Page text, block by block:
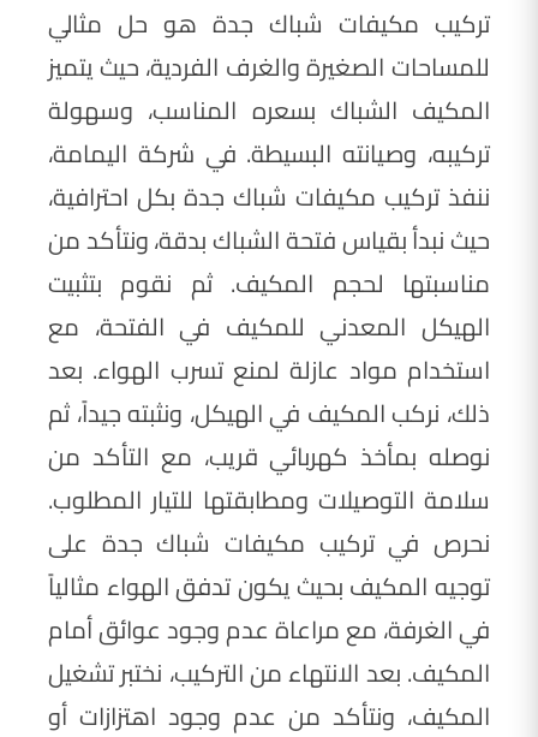
تركيب مكيفات شباك جدة هو حل مثالي
للمساحات الصغيرة والغرف الفردية، حيث يتميز
المكيف الشباك بسعره المناسب، وسهولة
تركيبه، وصيانته البسيطة. في شركة اليمامة،
ننفذ تركيب مكيفات شباك جدة بكل احترافية،
حيث نبدأ بقياس فتحة الشباك بدقة، ونتأكد من
مناسبتها لحجم المكيف. ثم نقوم بتثبيت
الهيكل المعدني للمكيف في الفتحة، مع
استخدام مواد عازلة لمنع تسرب الهواء. بعد
ذلك، نركب المكيف في الهيكل، ونثبته جيداً، ثم
نوصله بمأخذ كهربائي قريب، مع التأكد من
سلامة التوصيلات ومطابقتها للتيار المطلوب.
نحرص في تركيب مكيفات شباك جدة على
توجيه المكيف بحيث يكون تدفق الهواء مثالياً
في الغرفة، مع مراعاة عدم وجود عوائق أمام
المكيف. بعد الانتهاء من التركيب، نختبر تشغيل
المكيف، ونتأكد من عدم وجود اهتزازات أو